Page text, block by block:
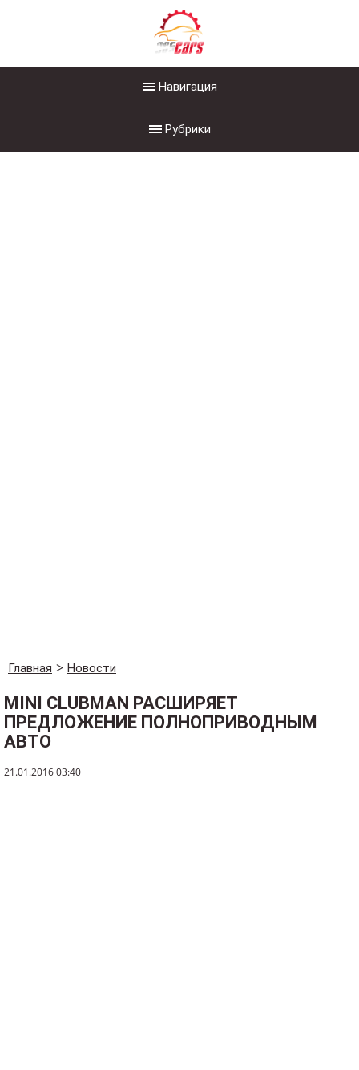
Навигация
Рубрики
Главная Новости
MINI CLUBMAN РАСШИРЯЕТ
ПРЕДЛОЖЕНИЕ ПОЛНОПРИВОДНЫМ
АВТО
21.01.2016 03:40